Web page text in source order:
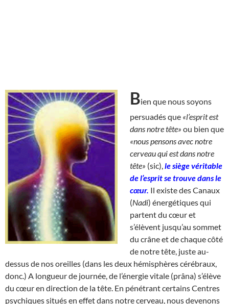
Bien que nous soyons
persuadés que «l’esprit est
dans notre tête» ou bien que
«nous pensons avec notre
cerveau qui est dans notre
tête» (sic), le siège véritable
de l’esprit se trouve dans le
cœur. Il existe des Canaux
(Nadi) énergétiques qui
partent du cœur et
s’élèvent jusqu’au sommet
du crâne et de chaque côté
de notre tête, juste au-
dessus de nos oreilles (dans les deux hémisphères cérébraux,
donc.) A longueur de journée, de l’énergie vitale (prâna) s’élève
du cœur en direction de la tête. En pénétrant certains Centres
psychiques situés en effet dans notre cerveau, nous devenons